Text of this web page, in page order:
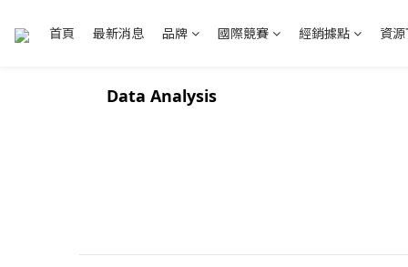
首頁 最新消息 品牌 國際競賽 經銷據點 資
Data Analysis